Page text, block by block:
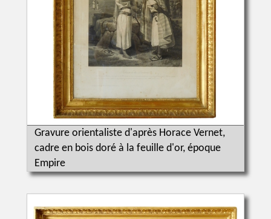
Gravure orientaliste d'après Horace Vernet,
cadre en bois doré à la feuille d'or, époque
Empire